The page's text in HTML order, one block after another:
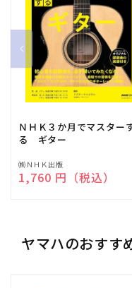
ＮＨＫ３か月でマスター
る ギター
販
売
㈱ＮＨＫ出版
通常価格
1,760 円（税込）
ヤマハのおすす